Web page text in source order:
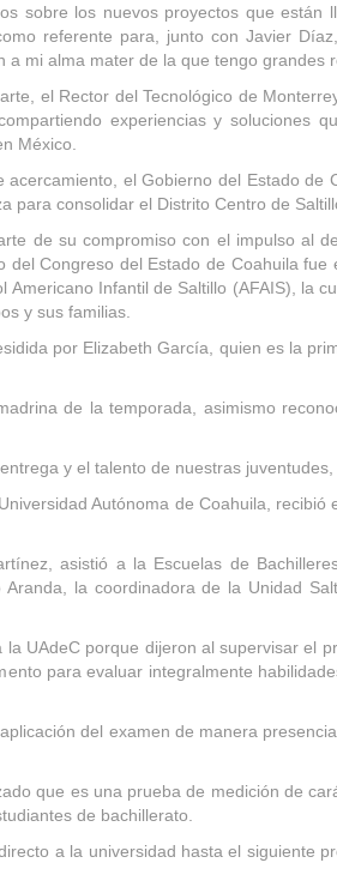
sobre los nuevos proyectos que
referente para, junto con Javier
a mi alma mater de la que tengo grandes
el Rector del Tecnológico de
experiencias y soluciones
México.
acercamiento, el Gobierno del Estado de
para consolidar el Distrito Centro de
de su compromiso con el impulso al
del Congreso del Estado de Coahuila
Americano Infantil de Saltillo (AFAIS), la
y sus familias.
por Elizabeth García, quien es la
de la temporada, asimismo
y el talento de nuestras
Autónoma de Coahuila,
asistió a la Escuelas de
la coordinadora de la Unidad
UAdeC porque dijeron al supervisar
para evaluar integralmente
del examen de manera
que es una prueba de medición de
de bachillerato.
a la universidad hasta el siguiente